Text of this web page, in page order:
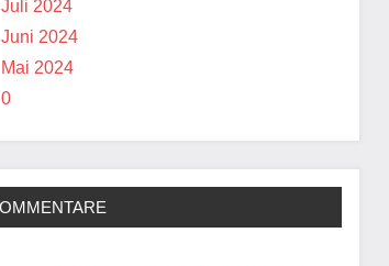
Juli 2024
Juni 2024
Mai 2024
0